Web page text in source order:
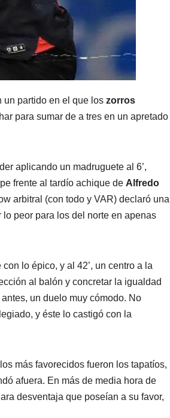
un partido en el que los zorros
para sumar de a tres en un apretado
aplicando un madruguete al 6’,
frente al tardío achique de Alfredo
arbitral (con todo y VAR) declaró una
lo peor para los del norte en apenas
lo épico, y al 42’, un centro a la
al balón y concretar la igualdad
un duelo muy cómodo. No
y éste lo castigó con la
más favorecidos fueron los tapatíos,
afuera. En más de media hora de
desventaja que poseían a su favor,